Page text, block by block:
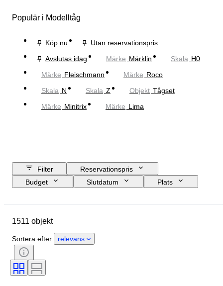
Populär i Modelltåg
Köp nu
Utan reservationspris
Avslutas idag
Märke Märklin Skala H0
Märke Fleischmann Märke Roco
Skala N Skala Z Objekt Tågset
Märke Minitrix Märke Lima
Filter
Reservationspris
Budget
Slutdatum
Plats
Skick
Stil
Skala
Kontroll
Strömtillförsel
Era
1511 objekt
Sortera efter relevans